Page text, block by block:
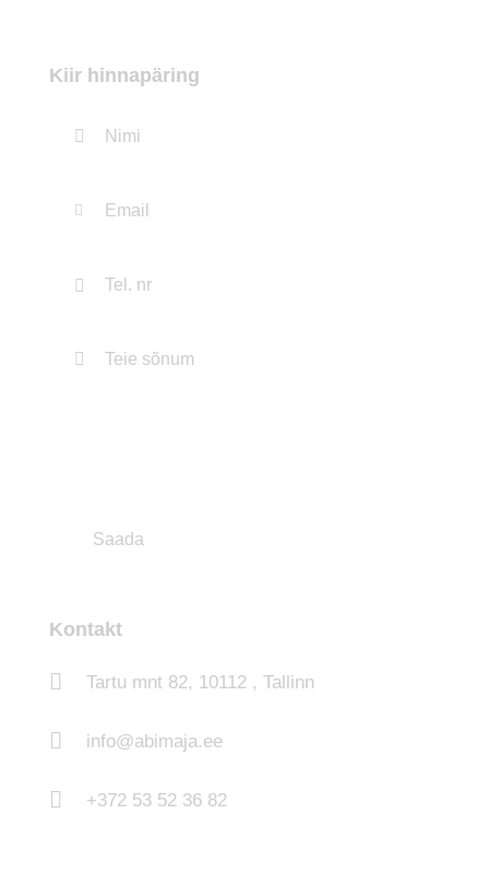
Kiir hinnapäring
Kontakt
Tartu mnt 82, 10112 , Tallinn
info@abimaja.ee
+372 53 52 36 82